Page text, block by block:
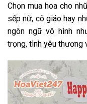
Chọn mua hoa cho
sếp nữ, cô giáo hay
ngôn ngữ vô hình
trọng, tình yêu thương